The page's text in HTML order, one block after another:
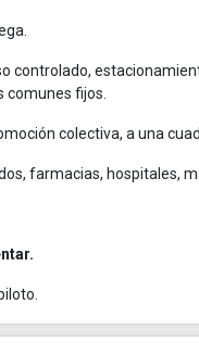
controlado,
comunes fijos.
colectiva, a una
farmacias, hospitales,